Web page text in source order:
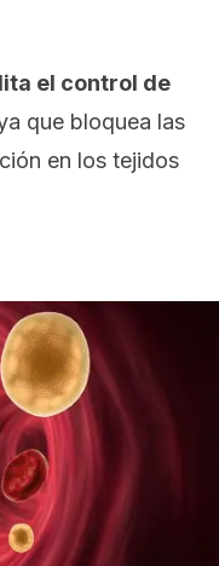
el control de
que bloquea las
en los tejidos